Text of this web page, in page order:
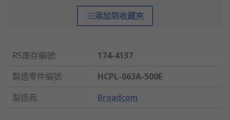
添加到收藏夾
RS庫存編號:
174-4137
製造零件編號:
HCPL-063A-500E
製造商: Broadcom